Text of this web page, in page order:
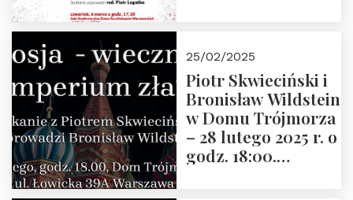
2025 r. godz. 17:30,
DAW ul. Miodowa
17/19
25/02/2025
Piotr Skwieciński i
Bronisław Wildstein
w Domu Trójmorza
– 28 lutego 2025 r. o
godz. 18:00.